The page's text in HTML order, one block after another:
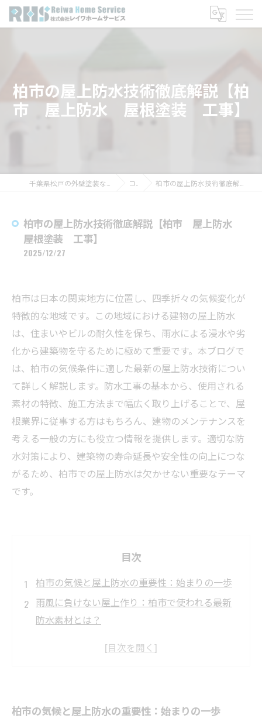
柏市の屋上防水技術徹底解説【柏
市 屋上防水 屋根塗装 工事】
コラム 柏市の屋上防水技術徹底解説【柏市 屋上防水 屋根塗装 工事】
柏市の屋上防水技術徹底解説【柏市 屋上防水
屋根塗装 工事】
2025/12/27
柏市は日本の関東地方に位置し、四季折々の気候変化が
特徴的な地域です。この地域における建物の屋上防水
は、住まいやビルの耐久性を保ち、雨水による浸水や劣
化から建築物を守るために極めて重要です。本ブログで
は、柏市の気候条件に適した最新の屋上防水技術につい
て詳しく解説します。防水工事の基本から、使用される
素材の特徴、施工方法まで幅広く取り上げることで、屋
根業界に従事する方はもちろん、建物のメンテナンスを
考える一般の方にも役立つ情報を提供します。適切な防
水対策により、建築物の寿命延長や安全性の向上につな
がるため、柏市での屋上防水は欠かせない重要なテーマ
です。
目次
柏市の気候と屋上防水の重要性：始まりの一歩
雨風に負けない屋上作り：柏市で使われる最新
防水素材とは？
柏市の屋上防水 完結編：耐久性と安全性を両立
柏市の気候と屋上防水の重要性：始まりの一歩